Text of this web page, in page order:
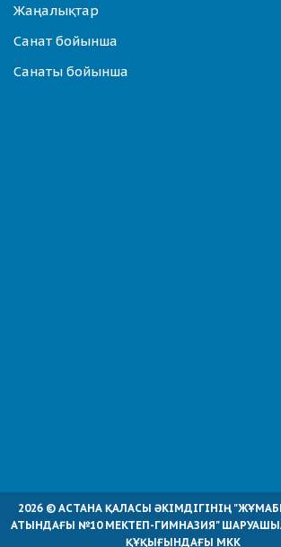
Жаңалықтар
Санат бойынша
Санаты бойынша
2026 © АСТАНА ҚАЛАСЫ ӘКІМДІГІНІҢ
АТЫНДАҒЫ №10 МЕКТЕП-ГИМНАЗИЯ"
ҚҰҚЫҒЫНДАҒЫ МКК